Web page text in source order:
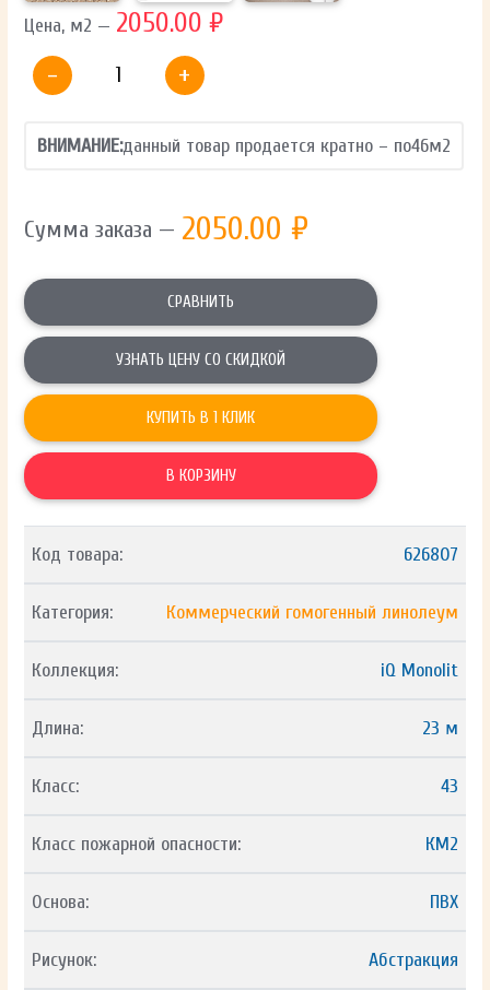
Цена, м2 — 2050.00 ₽
-
+
ВНИМАНИЕ:данный товар продается кратно – по46м2
Сумма заказа — 2050.00 ₽
СРАВНИТЬ
УЗНАТЬ ЦЕНУ СО СКИДКОЙ
КУПИТЬ В 1 КЛИК
В КОРЗИНУ
Код товара: 626807
Категория: Коммерческий гомогенный линолеум
Коллекция: iQ Monolit
Длина: 23 м
Класс: 43
Класс пожарной опасности: КМ2
Основа: ПВХ
Рисунок: Абстракция